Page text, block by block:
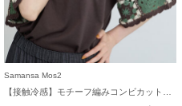
Samansa Mos2